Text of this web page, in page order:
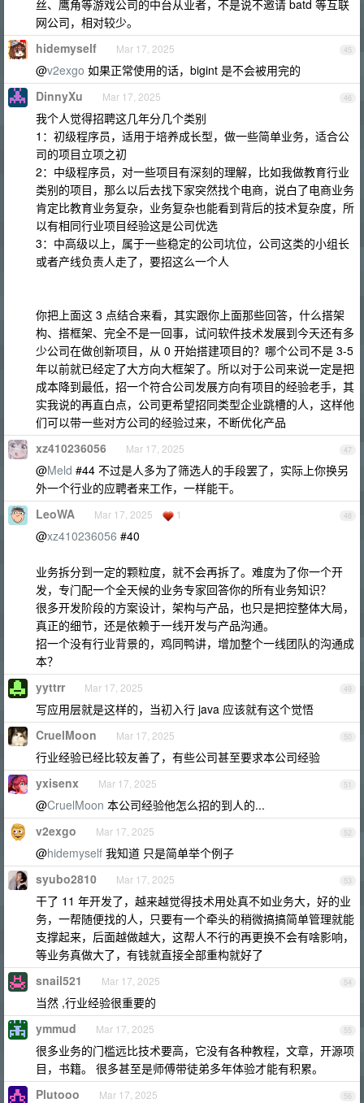
丝、鹰角等游戏公司的中台从业者，不是说不邀请 batd 等互联
网公司，相对较少。
45
hidemyself Mar 17, 2025
@v2exgo 如果正常使用的话，bigint 是不会被用完的
46
DinnyXu Mar 17, 2025
我个人觉得招聘这几年分几个类别
1：初级程序员，适用于培养成长型，做一些简单业务，适合公
司的项目立项之初
2：中级程序员，对一些项目有深刻的理解，比如我做教育行业
类别的项目，那么以后去找下家突然找个电商，说白了电商业务
肯定比教育业务复杂，业务复杂也能看到背后的技术复杂度，所
以有相同行业项目经验这是公司优选
3：中高级以上，属于一些稳定的公司坑位，公司这类的小组长
或者产线负责人走了，要招这么一个人
你把上面这 3 点结合来看，其实跟你上面那些回答，什么搭架
构、搭框架、完全不是一回事，试问软件技术发展到今天还有多
少公司在做创新项目，从 0 开始搭建项目的？哪个公司不是 3-5
年以前就已经定了大方向大框架了。所以对于公司来说一定是把
成本降到最低，招一个符合公司发展方向有项目的经验老手，其
实我说的再直白点，公司更希望招同类型企业跳槽的人，这样他
们可以带一些对方公司的经验过来，不断优化产品
47
xz410236056 Mar 17, 2025
@Meld #44 不过是人多为了筛选人的手段罢了，实际上你换另
外一个行业的应聘者来工作，一样能干。
48
LeoWA Mar 17, 2025 1
@xz410236056 #40
业务拆分到一定的颗粒度，就不会再拆了。难度为了你一个开
发，专门配一个全天候的业务专家回答你的所有业务知识？
很多开发阶段的方案设计，架构与产品，也只是把控整体大局，
真正的细节，还是依赖于一线开发与产品沟通。
招一个没有行业背景的，鸡同鸭讲，增加整个一线团队的沟通成
本？
49
yyttrr Mar 17, 2025
写应用层就是这样的，当初入行 java 应该就有这个觉悟
50
CruelMoon Mar 17, 2025
行业经验已经比较友善了，有些公司甚至要求本公司经验
51
yxisenx Mar 17, 2025
@CruelMoon 本公司经验他怎么招的到人的...
52
v2exgo Mar 17, 2025
@hidemyself 我知道 只是简单举个例子
53
syubo2810 Mar 17, 2025
干了 11 年开发了，越来越觉得技术用处真不如业务大，好的业
务，一帮随便找的人，只要有一个牵头的稍微搞搞简单管理就能
支撑起来，后面越做越大，这帮人不行的再更换不会有啥影响，
等业务真做大了，有钱就直接全部重构就好了
54
snail521 Mar 17, 2025
当然 ,行业经验很重要的
55
ymmud Mar 17, 2025
很多业务的门槛远比技术要高，它没有各种教程，文章，开源项
目，书籍。 很多甚至是师傅带徒弟多年体验才能有积累。
56
Plutooo Mar 17, 2025